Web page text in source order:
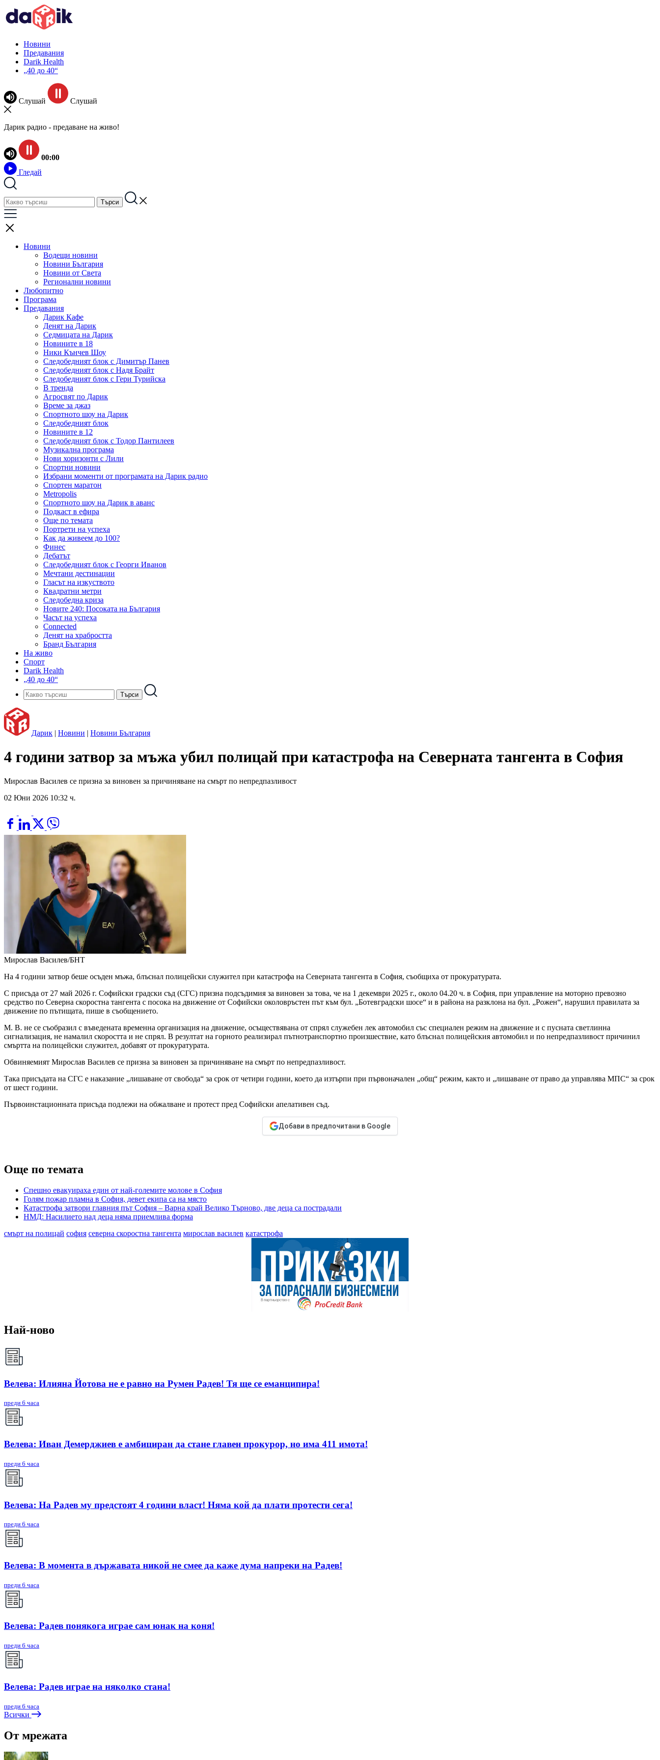
Новини
Предавания
Darik Health
„40 до 40“
Слушай Слушай
Дарик радио - предаване на живо!
00:00
Гледай
Новини
Водещи новини
Новини България
Новини от Света
Регионални новини
Любопитно
Програма
Предавания
Дарик Кафе
Денят на Дарик
Седмицата на Дарик
Новините в 18
Ники Кънчев Шоу
Следобедният блок с Димитър Панев
Следобедният блок с Надя Брайт
Следобедният блок с Гери Турийска
В тренда
Агросвят по Дарик
Време за джаз
Спортното шоу на Дарик
Следобедният блок
Новините в 12
Следобедният блок с Тодор Пантилеев
Музикална програма
Нови хоризонти с Лили
Спортни новини
Избрани моменти от програмата на Дарик радио
Спортен маратон
Metropolis
Спортното шоу на Дарик в аванс
Подкаст в ефира
Още по темата
Портрети на успеха
Как да живеем до 100?
Финес
Дебатът
Следобедният блок с Георги Иванов
Мечтани дестинации
Гласът на изкуството
Квадратни метри
Следобедна криза
Новите 240: Посоката на България
Часът на успеха
Connected
Денят на храбростта
Бранд България
На живо
Спорт
Darik Health
„40 до 40“
Дарик | Новини | Новини България
4 години затвор за мъжа убил полицай при катастрофа на Северната тангента в София
Мирослав Василев се призна за виновен за причиняване на смърт по непредпазливост
02 Юни 2026 10:32 ч.
Мирослав Василев/БНТ
На 4 години затвор беше осъден мъжа, блъснал полицейски служител при катастрофа на Северната тангента в София, съобщиха от прокуратурата.
С присъда от 27 май 2026 г. Софийски градски съд (СГС) призна подсъдимия за виновен за това, че на 1 декември 2025 г., около 04.20 ч. в София, при управление на моторно превозно
средство по Северна скоростна тангента с посока на движение от Софийски околовръстен път към бул. „Ботевградски шосе“ и в района на разклона на бул. „Рожен“, нарушил правилата за
движение по пътищата, пише в съобщението.
М. В. не се съобразил с въведената временна организация на движение, осъществявана от спрял служебен лек автомобил със специален режим на движение и с пусната светлинна
сигнализация, не намалил скоростта и не спрял. В резултат на горното реализирал пътнотранспортно произшествие, като блъснал полицейския автомобил и по непредпазливост причинил
смъртта на полицейски служител, добавят от прокуратурата.
Обвиняемият Мирослав Василев се призна за виновен за причиняване на смърт по непредпазливост.
Така присъдата на СГС е наказание „лишаване от свобода“ за срок от четири години, което да изтърпи при първоначален „общ“ режим, както и „лишаване от право да управлява МПС“ за срок
от шест години.
Първоинстационната присъда подлежи на обжалване и протест пред Софийски апелативен съд.
Добави в предпочитани в Google
Още по темата
Спешно евакуираха един от най-големите молове в София
Голям пожар пламна в София, девет екипа са на място
Катастрофа затвори главния път София – Варна край Велико Търново, две деца са пострадали
НМД: Насилието над деца няма приемлива форма
смърт на полицай софия северна скоростна тангента мирослав василев катастрофа
Най-ново
Велева: Илияна Йотова не е равно на Румен Радев! Тя ще се еманципира!
преди 6 часа
Велева: Иван Демерджиев е амбициран да стане главен прокурор, но има 411 имота!
преди 6 часа
Велева: На Радев му предстоят 4 години власт! Няма кой да плати протести сега!
преди 6 часа
Велева: В момента в държавата никой не смее да каже дума напреки на Радев!
преди 6 часа
Велева: Радев понякога играе сам юнак на коня!
преди 6 часа
Велева: Радев играе на няколко стана!
преди 6 часа
Всички
От мрежата